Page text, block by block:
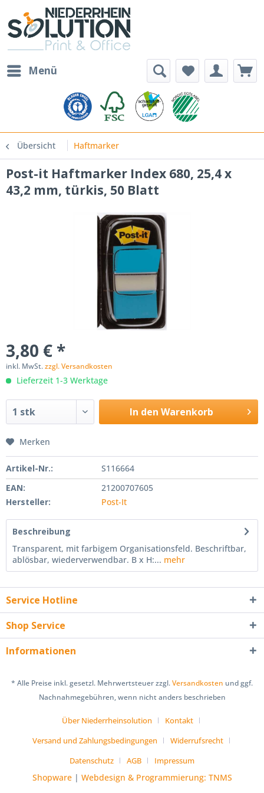
Menü
Übersicht Haftmarker
Post-it Haftmarker Index 680, 25,4 x
43,2 mm, türkis, 50 Blatt
3,80 € *
inkl. MwSt.zzgl. Versandkosten
Lieferzeit 1-3 Werktage
In den Warenkorb
Merken
Artikel-Nr.:
S116664
EAN:
21200707605
Hersteller:
Post-It
Beschreibung
Transparent, mit farbigem Organisationsfeld. Beschriftbar,
ablösbar, wiederverwendbar. B x H:... mehr
Service Hotline
Shop Service
Informationen
* Alle Preise inkl. gesetzl. Mehrwertsteuer zzgl.Versandkosten und ggf.
Nachnahmegebühren, wenn nicht anders beschrieben
Über Niederrheinsolution
Kontakt
Versand und Zahlungsbedingungen
Widerrufsrecht
Datenschutz
AGB Impressum
Shopware| Webdesign & Programmierung: TNMS